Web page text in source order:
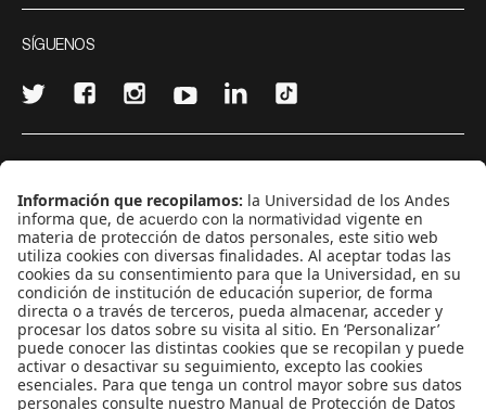
SÍGUENOS
CONTÁCTANOS
cerosetenta@uniandes.edu.co
BOGOTÁ, COLOMBIA
NEWSLETTER